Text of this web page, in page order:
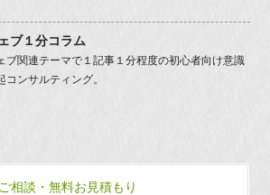
ブ１分コラム
ブ関連テーマで１記事１分程度の初心者向け意識
コンサルティング。
ご相談・無料お見積もり